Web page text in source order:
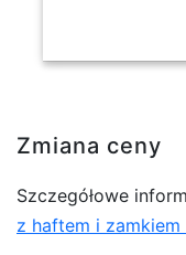
Zmiana ceny
Szczegółowe
z haftem i